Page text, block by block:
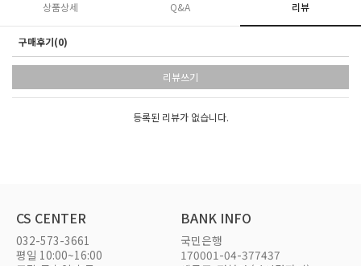
상품상세 Q&A 리뷰
구매후기(0)
리뷰쓰기
등록된 리뷰가 없습니다.
CS CENTER
032-573-3661
평일 10:00~16:00
BANK INFO
국민은행
170001-04-377437